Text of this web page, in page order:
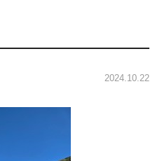
2024.10.22